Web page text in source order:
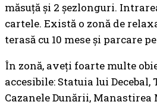
măsuţă şi 2 şezlonguri.
cartele. Există o zonă de
terasă cu 10 mese şi parcare
În zonă, aveţi foarte multe
accesibile: Statuia lui Decebal,
Cazanele Dunării, Manastirea